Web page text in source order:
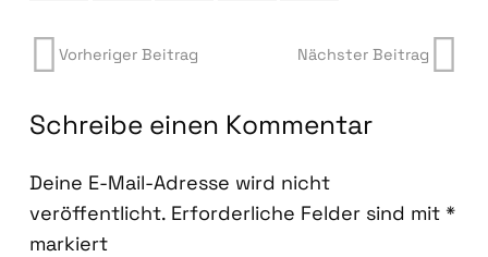
Vorheriger Beitrag Nächster Beitrag
Schreibe einen Kommentar
Deine E-Mail-Adresse wird nicht
veröffentlicht. Erforderliche Felder sind mit *
markiert